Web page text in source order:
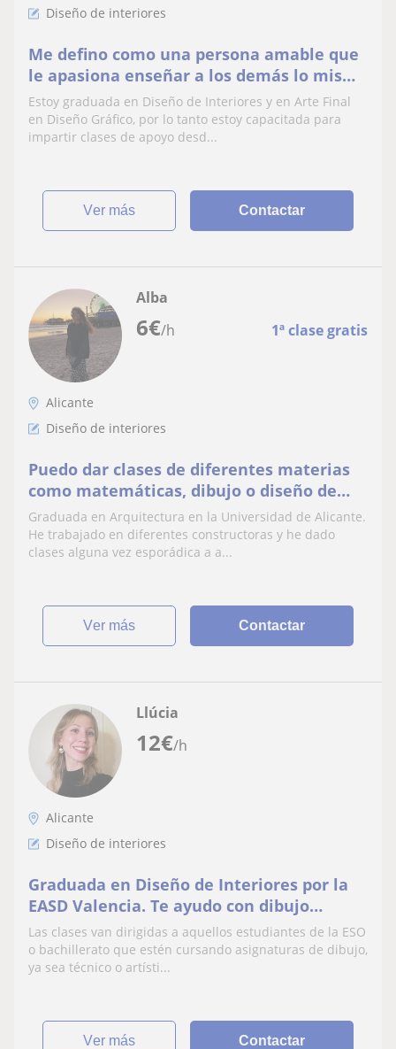
Diseño de interiores
Me defino como una persona amable que
le apasiona enseñar a los demás lo mismo
que he querido aprender yo
Estoy graduada en Diseño de Interiores y en Arte Final
en Diseño Gráfico, por lo tanto estoy capacitada para
impartir clases de apoyo desd...
ver más Contactar
6€/h 1ª clase gratis
Alba
Alicante
Diseño de interiores
Puedo dar clases de diferentes materias
como matemáticas, dibujo o diseño de
interiores
Graduada en Arquitectura en la Universidad de Alicante.
He trabajado en diferentes constructoras y he dado
clases alguna vez esporádica a a...
ver más Contactar
12€/h
Llúcia
Alicante
Diseño de interiores
Graduada en Diseño de Interiores por la
EASD Valencia. Te ayudo con dibujo
técnico y en tus pruebas de acceso a la
EASD.
Las clases van dirigidas a aquellos estudiantes de la ESO
o bachillerato que estén cursando asignaturas de dibujo,
ya sea técnico o artísti...
ver más Contactar